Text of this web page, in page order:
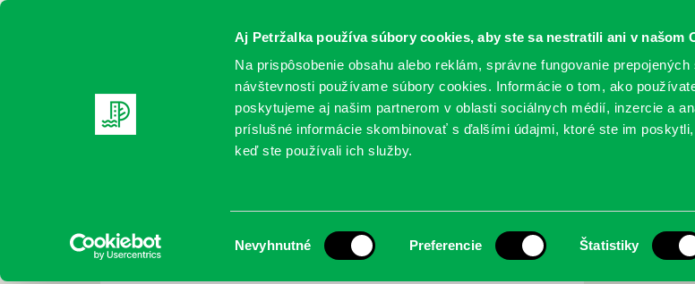
Aj Petržalka používa súbory cookies, aby ste sa nestratili ani v našom
Na prispôsobenie obsahu alebo reklám, správne fungovanie
návštevnosti používame súbory cookies. Informácie o tom, ako
poskytujeme aj našim partnerom v oblasti sociálnych médií, inzercie a
príslušné informácie skombinovať s ďalšími údajmi, ktoré ste im
keď ste používali ich služby.
súhlasu
Nevyhnutné Preferencie Štatistiky
REGISTRUJTE SA ONLINE KATALÓGY SLUŽBY PODUJATIA
Saint, Jennifer: Elektra